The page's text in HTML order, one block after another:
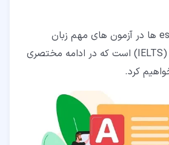
مهم ترین کاربرد essay ها در آزمون های مهم زبان
انگلیسی مثل آیلتس (IELTS) است که در ادامه مختصری
کرد.